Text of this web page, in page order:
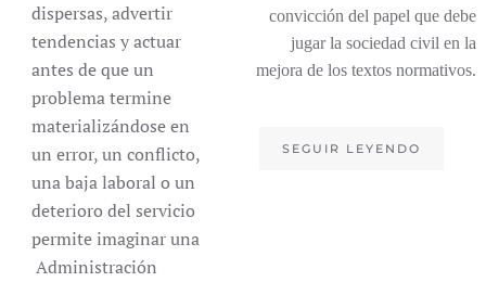
dispersas, advertir
tendencias y actuar
antes de que un
problema termine
materializándose en
un error, un conflicto,
una baja laboral o un
deterioro del servicio
permite imaginar una
Administración
convicción del papel que debe
jugar la sociedad civil en la
mejora de los textos normativos.
SEGUIR LEYENDO